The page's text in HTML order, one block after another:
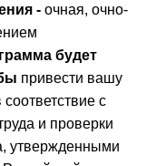
- очная, очно-
будет
привести вашу
с
и проверки
утвержденными